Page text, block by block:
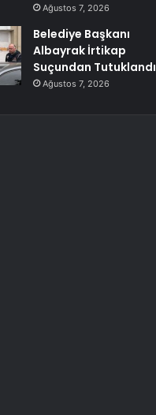
Ağustos 7, 2026
Belediye Başkanı
Albayrak İrtikap
Suçundan Tutuklandı
Ağustos 7, 2026